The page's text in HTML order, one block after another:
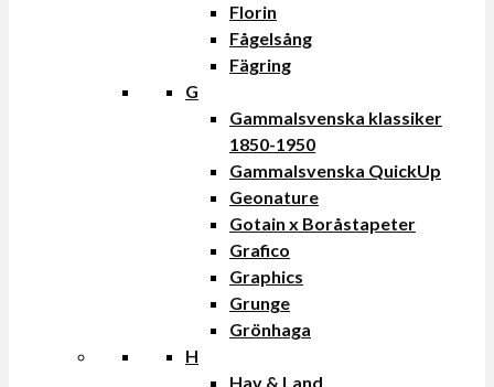
Florin
Fågelsång
Fägring
G
Gammalsvenska klassiker
1850-1950
Gammalsvenska QuickUp
Geonature
Gotain x Boråstapeter
Grafico
Graphics
Grunge
Grönhaga
H
Hav & Land